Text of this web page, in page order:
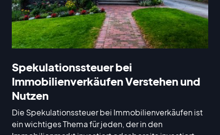
Spekulationssteuer bei
Immobilienverkäufen Verstehen und
Nutzen
Die Spekulationssteuer bei Immobilienverkäufen ist
ein wichtiges Thema für jeden, der in den